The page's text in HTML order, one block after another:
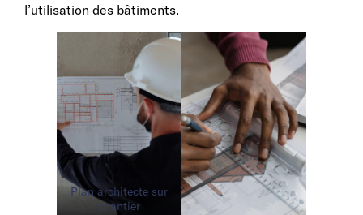
l’utilisation des bâtiments.
Plan architecte sur
chantier